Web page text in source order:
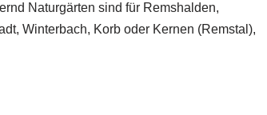
Naturgärten sind für Remshalden,
Winterbach, Korb oder Kernen (Remstal),